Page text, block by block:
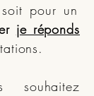
pour un
je réponds
souhaitez